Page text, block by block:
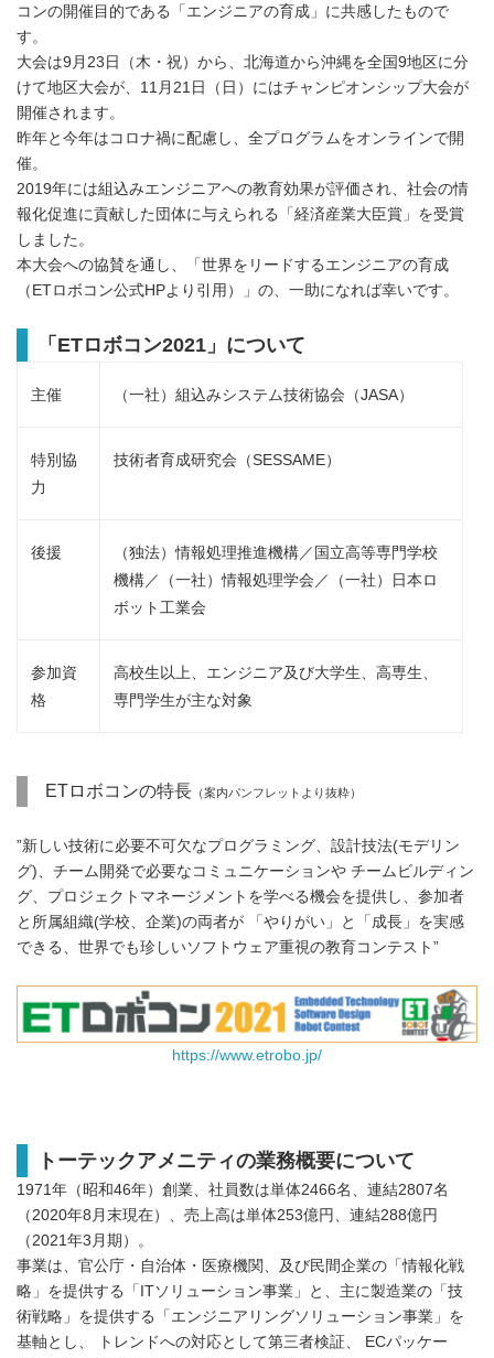
コンの開催目的である「エンジニアの育成」に共感したもので
す。
大会は9月23日（木・祝）から、北海道から沖縄を全国9地区に分
けて地区大会が、11月21日（日）にはチャンピオンシップ大会が
開催されます。
昨年と今年はコロナ禍に配慮し、全プログラムをオンラインで開
催。
2019年には組込みエンジニアへの教育効果が評価され、社会の情
報化促進に貢献した団体に与えられる「経済産業大臣賞」を受賞
しました。
本大会への協賛を通し、「世界をリードするエンジニアの育成
（ETロボコン公式HPより引用）」の、一助になれば幸いです。
「ETロボコン2021」について
主催 （一社）組込みシステム技術協会（JASA）
特別協
力
技術者育成研究会（SESSAME）
後援
（独法）情報処理推進機構／国立高等専門学校
機構／（一社）情報処理学会／（一社）日本ロ
ボット工業会
参加資
格
高校生以上、エンジニア及び大学生、高専生、
専門学生が主な対象
ETロボコンの特長 （案内パンフレットより抜粋）
”新しい技術に必要不可欠なプログラミング、設計技法(モデリン
グ)、チーム開発で必要なコミュニケーションや チームビルディン
グ、プロジェクトマネージメントを学べる機会を提供し、参加者
と所属組織(学校、企業)の両者が 「やりがい」と「成長」を実感
できる、世界でも珍しいソフトウェア重視の教育コンテスト”
https://www.etrobo.jp/
トーテックアメニティの業務概要について
1971年（昭和46年）創業、社員数は単体2466名、連結2807名
（2020年8月末現在）、売上高は単体253億円、連結288億円
（2021年3月期）。
事業は、官公庁・自治体・医療機関、及び民間企業の「情報化戦
略」を提供する「ITソリューション事業」と、主に製造業の「技
術戦略」を提供する「エンジニアリングソリューション事業」を
基軸とし、 トレンドへの対応として第三者検証、 ECパッケー